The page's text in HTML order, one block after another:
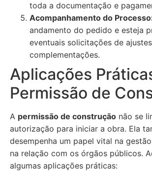
toda a documentação e
Acompanhamento do
andamento do pedido e esteja
eventuais solicitações de
complementações.
Aplicações
Permissão de
A permissão de construção não se
autorização para iniciar a obra. Ela
desempenha um papel vital na
na relação com os órgãos públicos.
algumas aplicações práticas: